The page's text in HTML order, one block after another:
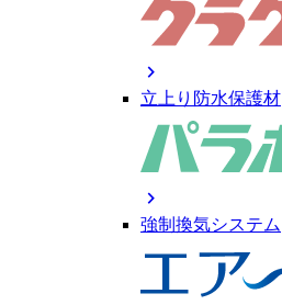
chevron_right
立上り防水保護材
chevron_right
強制換気システム